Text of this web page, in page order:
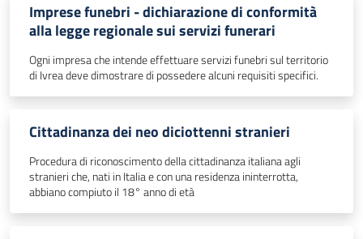
Imprese funebri - dichiarazione di conformità
alla legge regionale sui servizi funerari
Ogni impresa che intende effettuare servizi funebri sul territorio
di Ivrea deve dimostrare di possedere alcuni requisiti specifici.
Cittadinanza dei neo diciottenni stranieri
Procedura di riconoscimento della cittadinanza italiana agli
stranieri che, nati in Italia e con una residenza ininterrotta,
abbiano compiuto il 18° anno di età